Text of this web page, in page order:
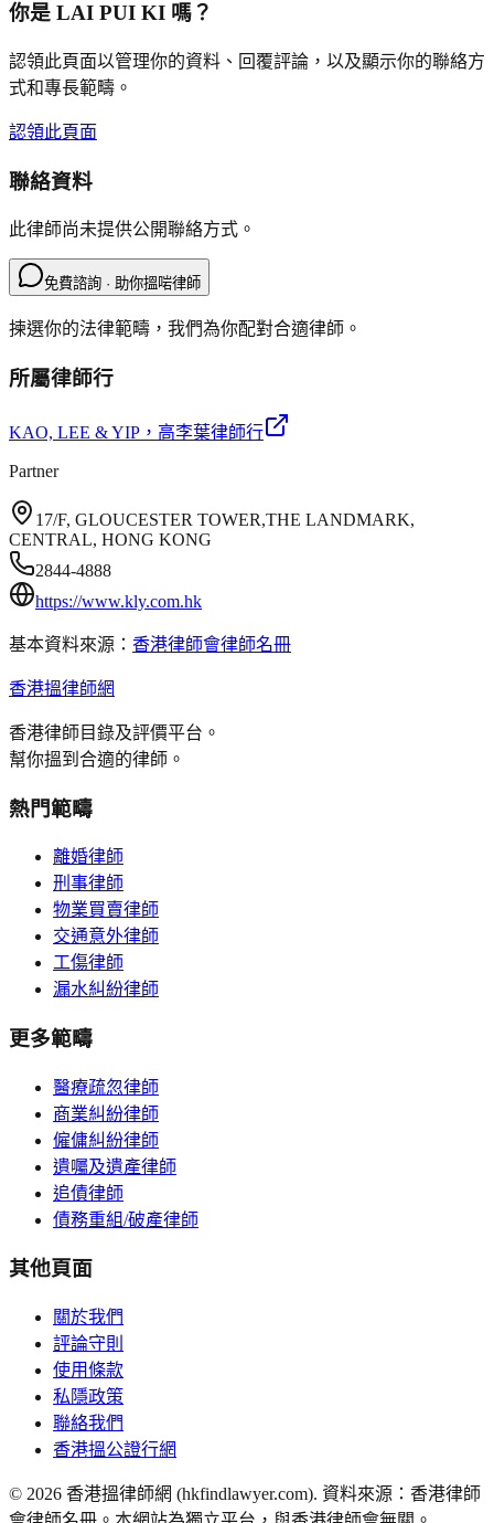
你是 LAI PUI KI 嗎？
認領此頁面以管理你的資料、回覆評論，以及顯示你的聯絡方
式和專長範疇。
認領此頁面
聯絡資料
此律師尚未提供公開聯絡方式。
免費諮詢 · 助你搵啱律師
揀選你的法律範疇，我們為你配對合適律師。
所屬律師行
KAO, LEE & YIP ，高李葉律師行
Partner
17/F, GLOUCESTER TOWER,THE LANDMARK,
CENTRAL, HONG KONG
2844-4888
https://www.kly.com.hk
基本資料來源： 香港律師會律師名冊
香港搵律師網
香港律師目錄及評價平台。
幫你搵到合適的律師。
熱門範疇
離婚律師
刑事律師
物業買賣律師
交通意外律師
工傷律師
漏水糾紛律師
更多範疇
醫療疏忽律師
商業糾紛律師
僱傭糾紛律師
遺囑及遺產律師
追債律師
債務重組/破產律師
其他頁面
關於我們
評論守則
使用條款
私隱政策
聯絡我們
香港搵公證行網
© 2026 香港搵律師網 (hkfindlawyer.com). 資料來源：香港律師